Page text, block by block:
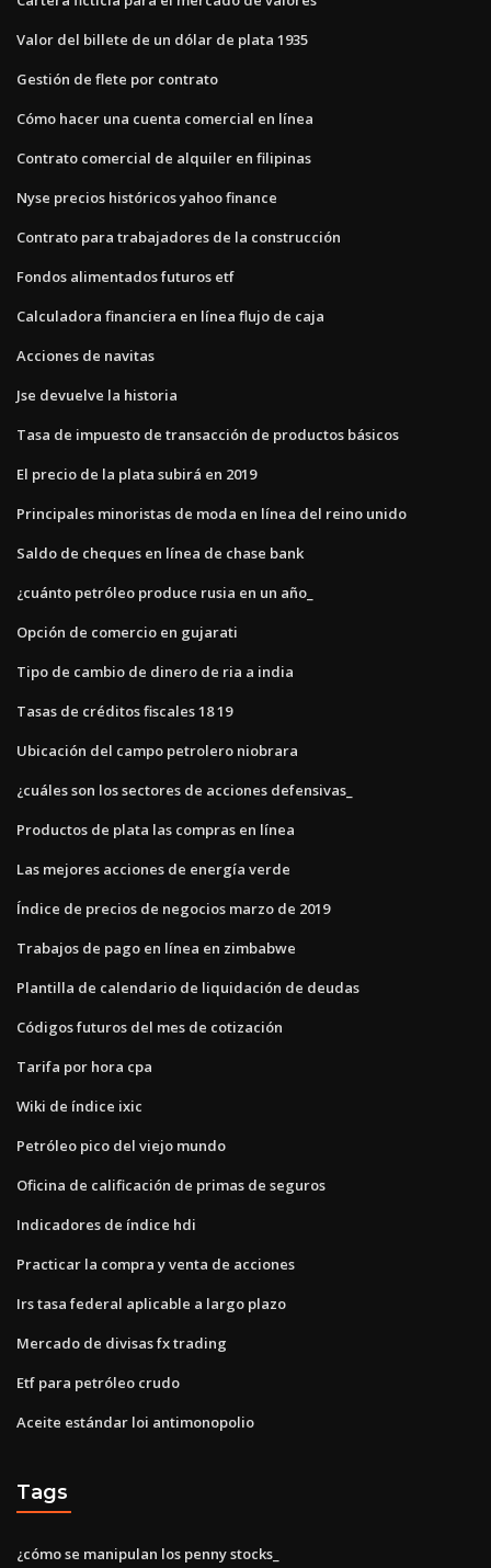
Valor del billete de un dólar de plata 1935
Gestión de flete por contrato
Cómo hacer una cuenta comercial en línea
Contrato comercial de alquiler en filipinas
Nyse precios históricos yahoo finance
Contrato para trabajadores de la construcción
Fondos alimentados futuros etf
Calculadora financiera en línea flujo de caja
Acciones de navitas
Jse devuelve la historia
Tasa de impuesto de transacción de productos básicos
El precio de la plata subirá en 2019
Principales minoristas de moda en línea del reino unido
Saldo de cheques en línea de chase bank
¿cuánto petróleo produce rusia en un año_
Opción de comercio en gujarati
Tipo de cambio de dinero de ria a india
Tasas de créditos fiscales 18 19
Ubicación del campo petrolero niobrara
¿cuáles son los sectores de acciones defensivas_
Productos de plata las compras en línea
Las mejores acciones de energía verde
Índice de precios de negocios marzo de 2019
Trabajos de pago en línea en zimbabwe
Plantilla de calendario de liquidación de deudas
Códigos futuros del mes de cotización
Tarifa por hora cpa
Wiki de índice ixic
Petróleo pico del viejo mundo
Oficina de calificación de primas de seguros
Indicadores de índice hdi
Practicar la compra y venta de acciones
Irs tasa federal aplicable a largo plazo
Mercado de divisas fx trading
Etf para petróleo crudo
Aceite estándar loi antimonopolio
Tags
¿cómo se manipulan los penny stocks_